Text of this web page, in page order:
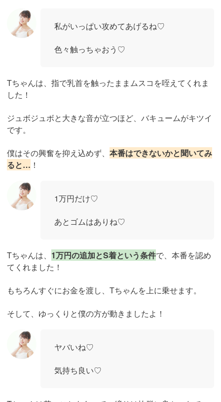
私がいっぱい攻めてあげるね♡
色々触っちゃおう♡
Tちゃんは、指で乳首を触ったままムスコを咥えてくれま
した！
ジュボジュボと大きな音が立つほど、バキュームがキツイ
です。
僕はその興奮を抑え込めず、 本番はできないかと聞いてみ
ると… ！
1万円だけ♡
あとゴムはありね♡
Tちゃんは、 1万円の追加とS着という条件で、本番を認め
てくれました！
もちろんすぐにお金を渡し、Tちゃんを上に乗せます。
そして、ゆっくりと僕の方が動きましたよ！
ヤバいね♡
気持ち良い♡